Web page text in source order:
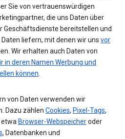
Sie von vertrauenswürdigen
die uns Daten über
Geschäftsdienste bereitstellen und
liefern, mit denen wir uns vor
Wir erhalten auch Daten von
in deren Namen Werbung und
können.
von Daten verwenden wir
Dazu zählen Cookies, Pixel-Tags,
etwa Browser-Webspeicheroder
, Datenbanken und